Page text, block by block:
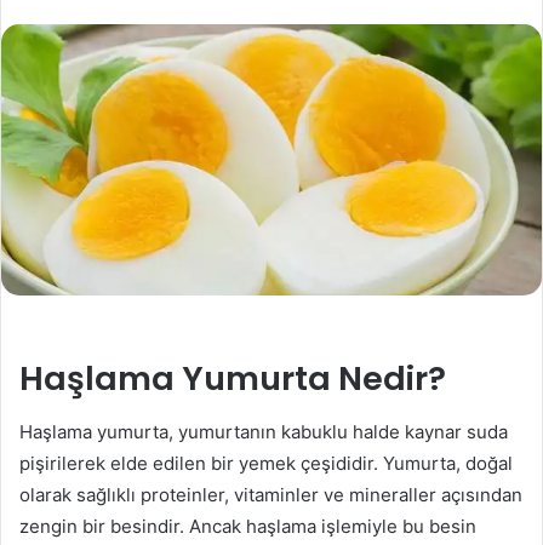
Haşlama Yumurta Nedir?
Haşlama yumurta, yumurtanın kabuklu halde kaynar suda
pişirilerek elde edilen bir yemek çeşididir. Yumurta, doğal
olarak sağlıklı proteinler, vitaminler ve mineraller açısından
zengin bir besindir. Ancak haşlama işlemiyle bu besin